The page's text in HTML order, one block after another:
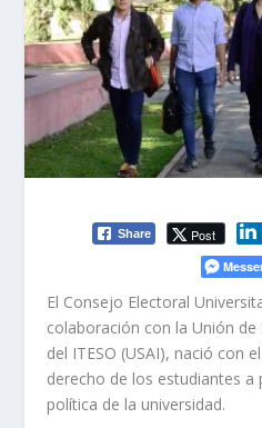
Share Post
El Consejo Electoral
colaboración con la Unión
del ITESO (USAI), nació con
derecho de los estudiantes a
política de la universidad.